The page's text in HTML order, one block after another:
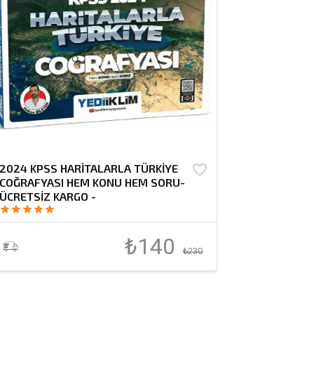
2024 KPSS HARİTALARLA TÜRKİYE
COĞRAFYASI HEM KONU HEM SORU-
ÜCRETSİZ KARGO -
favorite_border
starstarstarstarstar
₺140 ₺230